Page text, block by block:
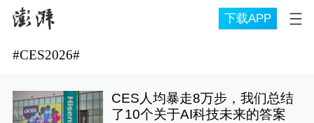
下载APP
#CES2026#
CES人均暴走8万步，我们总结
了10个关于AI科技未来的答案